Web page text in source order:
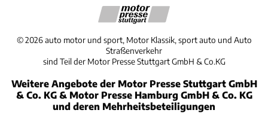
©2026 auto motor und sport, Motor Klassik, sport auto und Auto
Straßenverkehr
sind Teil der Motor Presse Stuttgart GmbH & Co.KG
Weitere Angebote der Motor Presse Stuttgart GmbH
& Co. KG & Motor Presse Hamburg GmbH & Co. KG
und deren Mehrheitsbeteiligungen